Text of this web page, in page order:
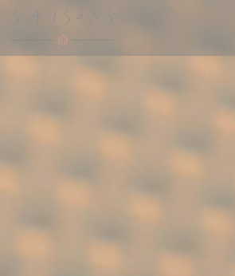
Personalización de sus opciones de cookies